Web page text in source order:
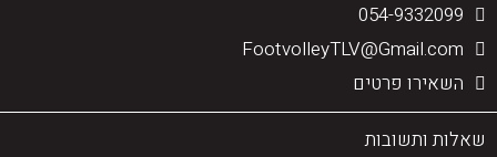
054-9332099
FootvolleyTLV@Gmail.com
השאירו פרטים
שאלות ותשובות